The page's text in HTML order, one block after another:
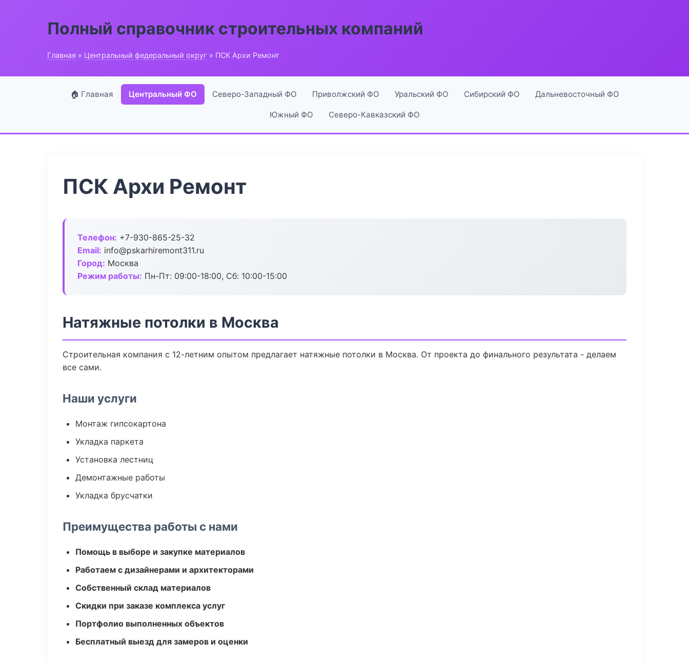
Полный справочник строительных компаний
Главная » Центральный федеральный округ » ПСК Архи Ремонт
🏠 Главная Центральный ФО Северо-Западный ФО Приволжский ФО Уральский ФО Сибирский ФО Дальневосточный ФО
Южный ФО Северо-Кавказский ФО
ПСК Архи Ремонт
Телефон: +7-930-865-25-32
Email: info@pskarhiremont311.ru
Город: Москва
Режим работы: Пн-Пт: 09:00-18:00, Сб: 10:00-15:00
Натяжные потолки в Москва
Строительная компания с 12-летним опытом предлагает натяжные потолки в Москва. От проекта до финального результата - делаем
все сами.
Наши услуги
Монтаж гипсокартона
Укладка паркета
Установка лестниц
Демонтажные работы
Укладка брусчатки
Преимущества работы с нами
Помощь в выборе и закупке материалов
Работаем с дизайнерами и архитекторами
Собственный склад материалов
Скидки при заказе комплекса услуг
Портфолио выполненных объектов
Бесплатный выезд для замеров и оценки